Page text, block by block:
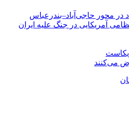
در محور حاجی‌آباد–بندرعباس
آمریکایی در جنگ علیه ایران
می‌کنند